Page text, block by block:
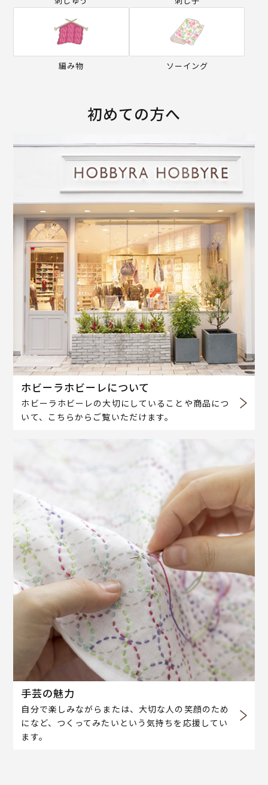
編み物 ソーイング
初めての方へ
ホビーラホビーレについて
ホビーラホビーレの大切にしていることや商品につ
いて、こちらからご覧いただけます。
手芸の魅力
自分で楽しみながらまたは、大切な人の笑顔のため
になど、つくってみたいという気持ちを応援してい
ます。